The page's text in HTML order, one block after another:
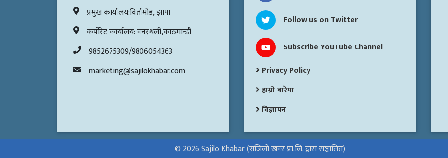
प्रमुख कार्यालय:विर्तामोड, झापा
कर्पोरेट कार्यालय: वनस्थली,काठमान्डौ
9852675309/9806054363
marketing@sajilokhabar.com
Follow us on Twitter
Subscribe YouTube Channel
Privacy Policy
हाम्रो बारेमा
विज्ञापन
© 2026 Sajilo Khabar (सजिलो खवर प्रा.लि. द्वारा सञ्चालित)